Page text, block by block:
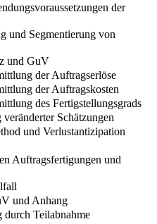
der
und Segmentierung von
und GuV
der Auftragserlöse
der Auftragskosten
des Fertigstellungsgrads
Schätzungen
und Verlustantizipation
Auftragsfertigungen und
und Anhang
Teilabnahme